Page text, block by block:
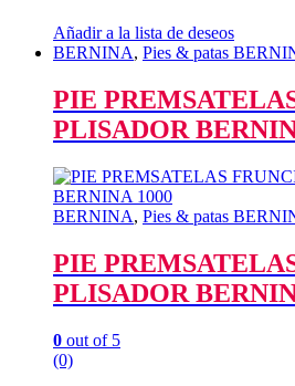
Añadir a la lista de deseos
BERNINA, Pies & patas
PIE
PLISADOR
BERNINA, Pies & patas
PIE
PLISADOR
0 out of 5
(0)